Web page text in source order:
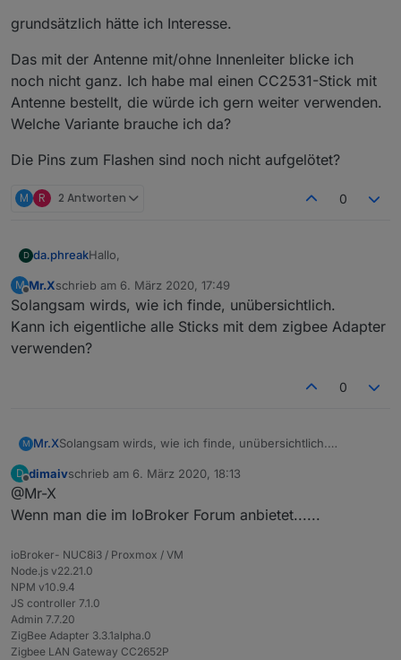
grundsätzlich hätte ich Interesse.
Das mit der Antenne mit/ohne Innenleiter blicke ich
noch nicht ganz. Ich habe mal einen CC2531-Stick mit
Antenne bestellt, die würde ich gern weiter verwenden.
Welche Variante brauche ich da?
Die Pins zum Flashen sind noch nicht aufgelötet?
M R 2 Antworten 0
D da.phreakHallo,
grundsätzlich hätte ich Interesse.
Das mit der Antenne mit/ohne Innenleiter blicke ich
noch nicht ganz. Ich habe mal einen CC2531-Stick
mit Antenne bestellt, die würde ich gern weiter
Die Pins zum Flashen sind noch nicht aufgelötet?
M
Offline
Mr.Xschrieb am 6. März 2020, 17:49
zuletzt editiert von
Solangsam wirds, wie ich finde, unübersichtlich.
Kann ich eigentliche alle Sticks mit dem zigbee Adapter
verwenden?
0
M Mr.XSolangsam wirds, wie ich finde, unübersichtlich.
verwenden?
D
Offline
dimaivschrieb am 6. März 2020, 18:13
zuletzt editiert von
@Mr-X
Wenn man die im IoBroker Forum anbietet......
ioBroker- NUC8i3 / Proxmox / VM
Node.js v22.21.0
NPM v10.9.4
JS controller 7.1.0
Admin 7.7.20
ZigBee Adapter 3.3.1alpha.0
Zigbee LAN Gateway CC2652P